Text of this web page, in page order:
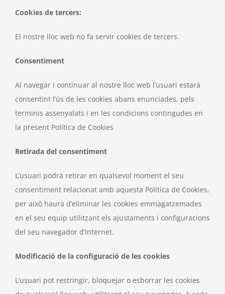
Cookies de tercers:
El nostre lloc web no fa servir cookies de tercers.
Consentiment
Al navegar i continuar al nostre lloc web l’usuari estarà
consentint l’ús de les cookies abans enunciades, pels
terminis assenyalats i en les condicions contingudes en
la present Política de Cookies
Retirada del consentiment
L’usuari podrà retirar en qualsevol moment el seu
consentiment relacionat amb aquesta Política de Cookies,
per això haurà d’eliminar les cookies emmagatzemades
en el seu equip utilitzant els ajustaments i configuracions
del seu navegador d’Internet.
Modificació de la configuració de les cookies
L’usuari pot restringir, bloquejar o esborrar les cookies